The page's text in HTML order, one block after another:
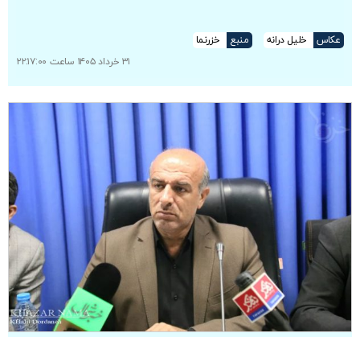
عکاس خلیل درانه منبع
خزرنما
۳۱ خرداد ۱۴۰۵ ساعت ۲۲:۱۷:۰۰